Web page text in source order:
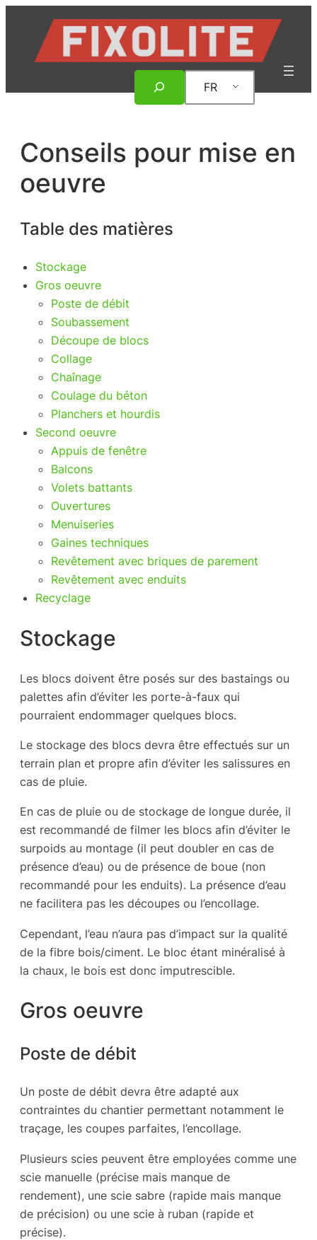
contenu
FR
Conseils pour mise en
oeuvre
Table des matières
Stockage
Gros oeuvre
Poste de débit
Soubassement
Découpe de blocs
Collage
Chaînage
Coulage du béton
Planchers et hourdis
Second oeuvre
Appuis de fenêtre
Balcons
Volets battants
Ouvertures
Menuiseries
Gaines techniques
Revêtement avec briques de parement
Revêtement avec enduits
Recyclage
Stockage
Les blocs doivent être posés sur des bastaings ou
palettes afin d’éviter les porte-à-faux qui
pourraient endommager quelques blocs.
Le stockage des blocs devra être effectués sur un
terrain plan et propre afin d’éviter les salissures en
cas de pluie.
En cas de pluie ou de stockage de longue durée, il
est recommandé de filmer les blocs afin d’éviter le
surpoids au montage (il peut doubler en cas de
présence d’eau) ou de présence de boue (non
recommandé pour les enduits). La présence d’eau
ne facilitera pas les découpes ou l’encollage.
Cependant, l’eau n’aura pas d’impact sur la qualité
de la fibre bois/ciment. Le bloc étant minéralisé à
la chaux, le bois est donc imputrescible.
Gros oeuvre
Poste de débit
Un poste de débit devra être adapté aux
contraintes du chantier permettant notamment le
traçage, les coupes parfaites, l’encollage.
Plusieurs scies peuvent être employées comme une
scie manuelle (précise mais manque de
rendement), une scie sabre (rapide mais manque
de précision) ou une scie à ruban (rapide et
précise).